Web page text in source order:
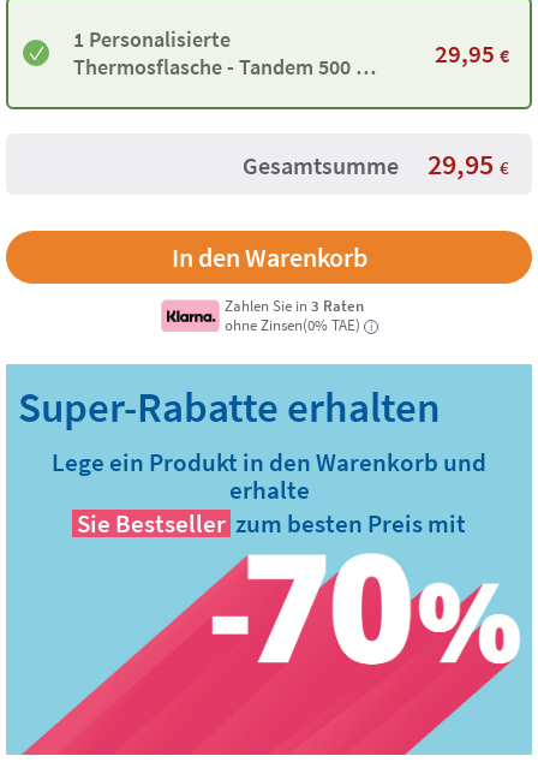
1 Personalisierte
Thermosflasche - Tandem 500 ml
29,95 €
Gesamtsumme 29,95 €
Zahlen Sie in3 Raten
ohne Zinsen(0% TAE)
i
Lege ein Produkt in den Warenkorb und
erhalte
Sie Bestseller zum besten Preis mit